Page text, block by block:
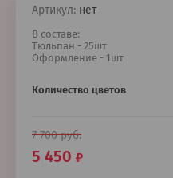
Артикул: нет
В составе:
Тюльпан - 25шт
Оформление - 1шт
Количество цветов
7 700руб.
5 450